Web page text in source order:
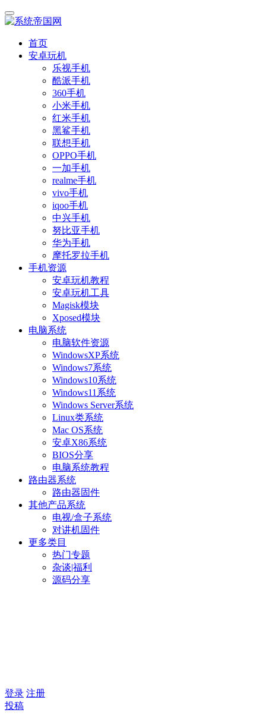
首页
安卓玩机
乐视手机
酷派手机
360手机
小米手机
红米手机
黑鲨手机
联想手机
OPPO手机
一加手机
realme手机
vivo手机
iqoo手机
中兴手机
努比亚手机
华为手机
摩托罗拉手机
手机资源
安卓玩机教程
安卓玩机工具
Magisk模块
Xposed模块
电脑系统
电脑软件资源
WindowsXP系统
Windows7系统
Windows10系统
Windows11系统
Windows Server系统
Linux类系统
Mac OS系统
安卓X86系统
BIOS分享
电脑系统教程
路由器系统
路由器固件
其他产品系统
电视/盒子系统
对讲机固件
更多类目
热门专题
杂谈|福利
源码分享
登录 注册
投稿